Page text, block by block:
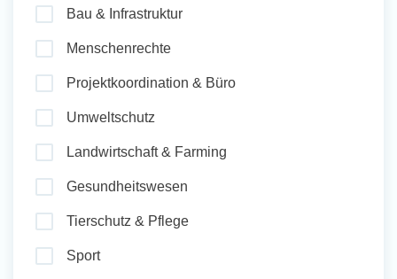
Initiativbewerbung
Bau & Infrastruktur
Menschenrechte
Projektkoordination & Büro
Umweltschutz
Landwirtschaft & Farming
Gesundheitswesen
Tierschutz & Pflege
Sport